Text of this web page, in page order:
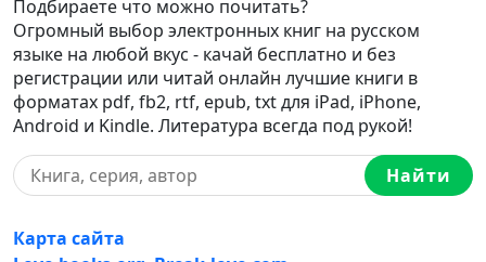
Подбираете что можно почитать?
Огромный выбор электронных книг на русском
языке на любой вкус - качай бесплатно и без
регистрации или читай онлайн лучшие книги в
форматах pdf, fb2, rtf, epub, txt для iPad, iPhone,
Android и Kindle. Литература всегда под рукой!
Найти
Карта сайта